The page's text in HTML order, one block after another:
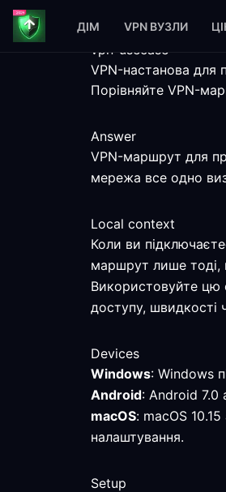
ДІМ VPN ВУЗЛИ
vpn-usecase
VPN-настанова для
Порівняйте VPN-
Answer
VPN-маршрут для
мережа все одно
Local context
Коли ви
маршрут лише тоді,
Використовуйте цю
доступу, швидкості
Devices
Windows: Windows
Android: Android 7.0
macOS: macOS
налаштування.
Setup